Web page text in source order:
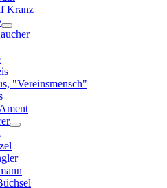
Kranz
"Vereinsmensch"